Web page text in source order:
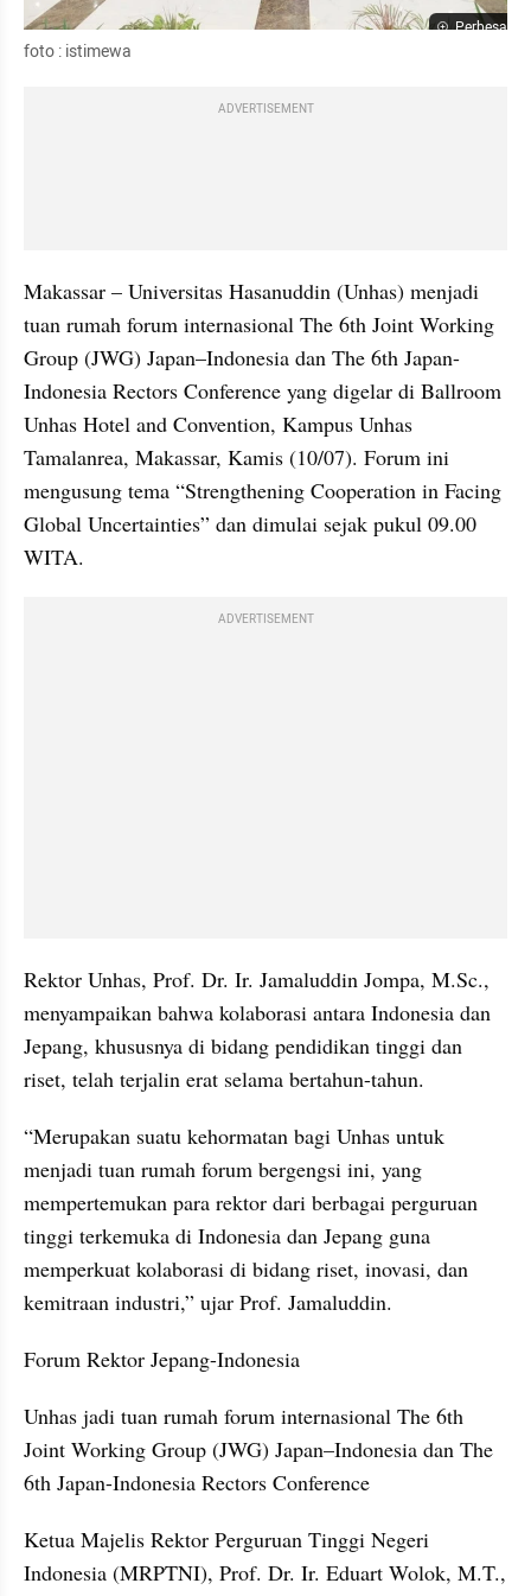
Perbesar
foto : istimewa
ADVERTISEMENT
Makassar – Universitas Hasanuddin (Unhas) menjadi
tuan rumah forum internasional The 6th Joint Working
Group (JWG) Japan–Indonesia dan The 6th Japan-
Indonesia Rectors Conference yang digelar di Ballroom
Unhas Hotel and Convention, Kampus Unhas
Tamalanrea, Makassar, Kamis (10/07). Forum ini
mengusung tema “Strengthening Cooperation in Facing
Global Uncertainties” dan dimulai sejak pukul 09.00
WITA.
ADVERTISEMENT
Rektor Unhas, Prof. Dr. Ir. Jamaluddin Jompa, M.Sc.,
menyampaikan bahwa kolaborasi antara Indonesia dan
Jepang, khususnya di bidang pendidikan tinggi dan
riset, telah terjalin erat selama bertahun-tahun.
“Merupakan suatu kehormatan bagi Unhas untuk
menjadi tuan rumah forum bergengsi ini, yang
mempertemukan para rektor dari berbagai perguruan
tinggi terkemuka di Indonesia dan Jepang guna
memperkuat kolaborasi di bidang riset, inovasi, dan
kemitraan industri,” ujar Prof. Jamaluddin.
Forum Rektor Jepang-Indonesia
Unhas jadi tuan rumah forum internasional The 6th
Joint Working Group (JWG) Japan–Indonesia dan The
6th Japan-Indonesia Rectors Conference
Ketua Majelis Rektor Perguruan Tinggi Negeri
Indonesia (MRPTNI), Prof. Dr. Ir. Eduart Wolok, M.T.,